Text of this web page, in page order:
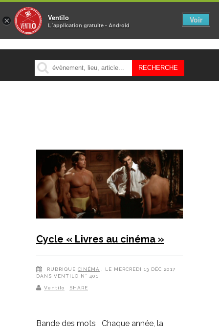
MENU
Cycle « Livres au cinéma »
RUBRIQUE CINÉMA
, LE MERCREDI 13 DÉC 2017
DANS VENTILO N° 401
Ventilo SHARE
Bande des mots Chaque année, la
× Ventilo
L´application gratuite - Android
Voir